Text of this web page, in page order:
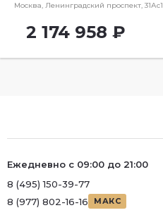
Метро
Москва, Ленинградский проспект, 31Ас1
2 174 958 ₽
Ежедневно с 09:00 до 21:00
8 (495) 150-39-77
8 (977) 802-16-16
МАКС